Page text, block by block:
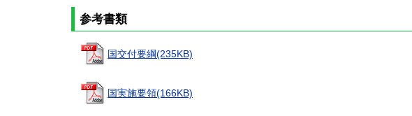
参考書類
国交付要綱(235KB)
国実施要領(166KB)